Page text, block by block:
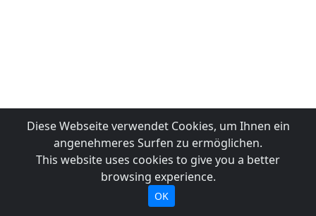
Diese Webseite verwendet Cookies, um Ihnen ein
angenehmeres Surfen zu ermöglichen.
This website uses cookies to give you a better
browsing experience.
OK